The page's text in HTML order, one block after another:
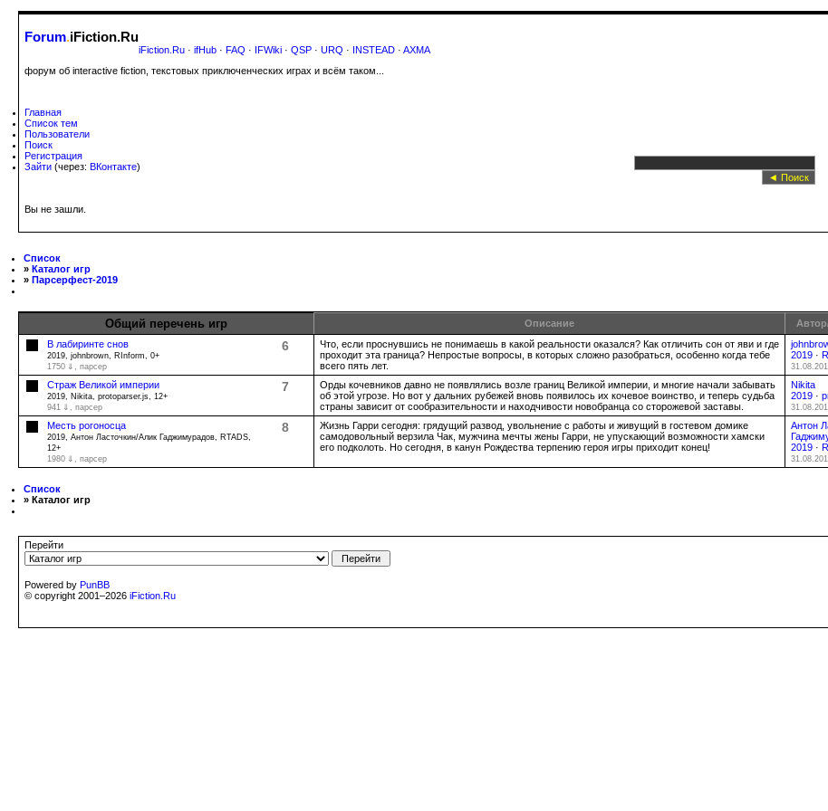
Forum.iFiction.Ru
iFiction.Ru · ifHub · FAQ · IFWiki · QSP · URQ · INSTEAD · AXMA
форум об interactive fiction, текстовых приключенческих играх и всём таком...
Главная
Список тем
Пользователи
Поиск
Регистрация
Зайти (через: ВКонтакте)
Вы не зашли.
Список
» Каталог игр
» Парсерфест-2019
Общий перечень игр Описание
6
В лабиринте снов
2019, johnbrown, RInform, 0+
1750 ⇓, парсер
Что, если проснувшись не понимаешь в какой реальности оказался? Как отличить сон от яви и где
проходит эта граница? Непростые вопросы, в которых сложно разобраться, особенно когда тебе
всего пять лет.
2019 ·
7
Страж Великой империи
2019, Nikita, protoparser.js, 12+
941 ⇓, парсер
Орды кочевников давно не появлялись возле границ Великой империи, и многие начали забывать
об этой угрозе. Но вот у дальних рубежей вновь появилось их кочевое воинство, и теперь судьба
страны зависит от сообразительности и находчивости новобранца со сторожевой заставы.
Nikita
2019 ·
8
Месть рогоносца
2019, Антон Ласточкин/Алик Гаджимурадов, RTADS,
12+
1980 ⇓, парсер
Жизнь Гарри сегодня: грядущий развод, увольнение с работы и живущий в гостевом домике
самодовольный верзила Чак, мужчина мечты жены Гарри, не упускающий возможности хамски
его подколоть. Но сегодня, в канун Рождества терпению героя игры приходит конец!
Антон
2019 ·
Список
» Каталог игр
Перейти
Powered by PunBB
© copyright 2001–2026 iFiction.Ru